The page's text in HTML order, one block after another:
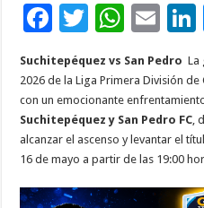
F
ac
e
b
o
o
k
T
tt
er
W
at
sA
p
p
E
m
ai
l
Suchitepéquez vs San Pedro La
2026 de la Liga Primera División
con un emocionante
Suchitepéquez y San Pedro FC,
alcanzar el ascenso y levantar el
16 de mayo a partir de las 19:00